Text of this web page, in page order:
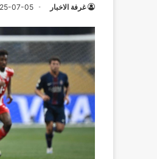
غرفة الاخبار 07-05